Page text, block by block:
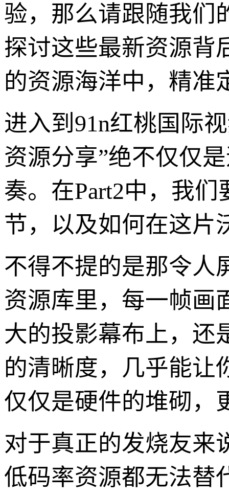
验，那么请跟随我们
探讨这些最新资源背
的资源海洋中，精准
进入到91n红桃国际
资源分享”绝不仅仅
奏。在Part2中，我
节，以及如何在这片
不得不提的是那令人
资源库里，每一帧画
大的投影幕布上，还
的清晰度，几乎能让
仅仅是硬件的堆砌，
对于真正的发烧友来
低码率资源都无法替